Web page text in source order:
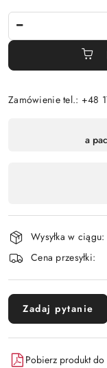
Zamówienie tel.: +48
a
Wysyłka w ciągu:
Cena przesyłki:
Zadaj pytanie
Pobierz produkt do